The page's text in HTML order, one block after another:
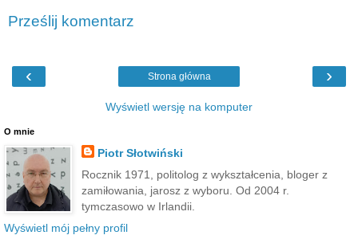
Prześlij komentarz
‹ ›
Strona główna
Wyświetl wersję na komputer
O mnie
Piotr Słotwiński
Rocznik 1971, politolog z wykształcenia, bloger z
zamiłowania, jarosz z wyboru. Od 2004 r.
tymczasowo w Irlandii.
Wyświetl mój pełny profil